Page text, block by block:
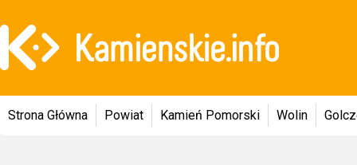
Strona Główna Powiat Kamień Pomorski Wolin